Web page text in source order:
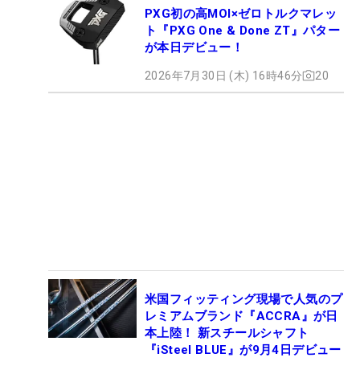
PXG初の高MOI×ゼロトルクマレッ
ト『PXG One & Done ZT』パター
が本日デビュー！
2026年7月30日 (木) 16時46分 20
米国フィッティング現場で人気のプ
レミアムブランド『ACCRA』が日
本上陸！ 新スチールシャフト
『iSteel BLUE』が9月4日デビュー